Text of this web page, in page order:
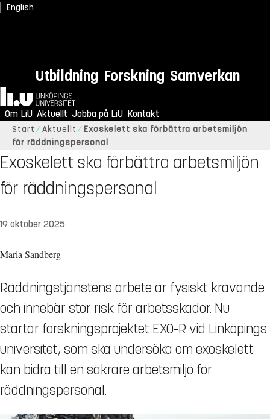
English
Utbildning Forskning Samverkan
Hem
Om LiU Aktuellt Jobba på LiU Kontakt
Start Aktuellt
Exoskelett ska förbättra arbetsmiljön
för räddningspersonal
Exoskelett ska förbättra arbetsmiljön
för räddningspersonal
19 oktober 2025
Maria Sandberg
Räddningstjänstens arbete är fysiskt krävande
och innebär stor risk för arbetsskador. Nu
startar forskningsprojektet EXO-R vid Linköpings
universitet, som ska undersöka om exoskelett
kan bidra till en säkrare arbetsmiljö för
räddningspersonal.